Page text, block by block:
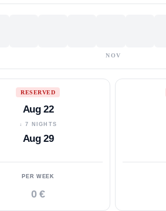
NOV
RESERVED
Aug 22
↓ 7 NIGHTS
Aug 29
PER WEEK
0 €